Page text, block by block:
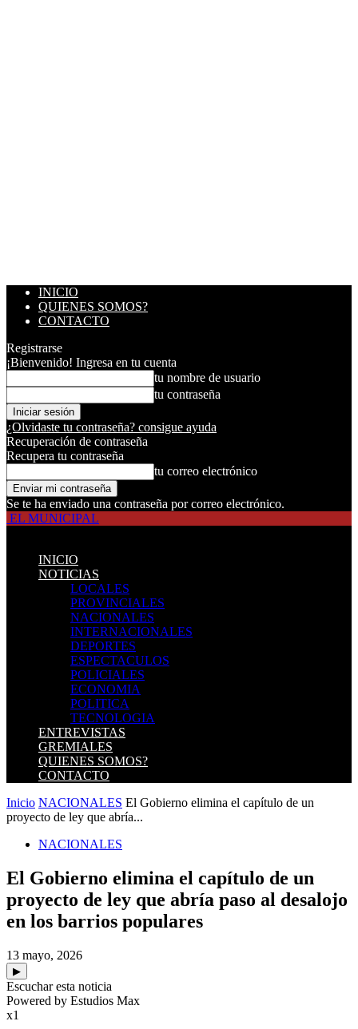
INICIO
QUIENES SOMOS?
CONTACTO
Registrarse
¡Bienvenido! Ingresa en tu cuenta
tu nombre de usuario
tu contraseña
¿Olvidaste tu contraseña? consigue ayuda
Recuperación de contraseña
Recupera tu contraseña
tu correo electrónico
Se te ha enviado una contraseña por correo electrónico.
EL MUNICIPAL
INICIO
NOTICIAS
LOCALES
PROVINCIALES
NACIONALES
INTERNACIONALES
DEPORTES
ESPECTACULOS
POLICIALES
ECONOMIA
POLITICA
TECNOLOGIA
ENTREVISTAS
GREMIALES
QUIENES SOMOS?
CONTACTO
Inicio NACIONALES El Gobierno elimina el capítulo de un
proyecto de ley que abría...
NACIONALES
El Gobierno elimina el capítulo de un
proyecto de ley que abría paso al desalojo
en los barrios populares
13 mayo, 2026
▶
Escuchar esta noticia
Powered by Estudios Max
x1